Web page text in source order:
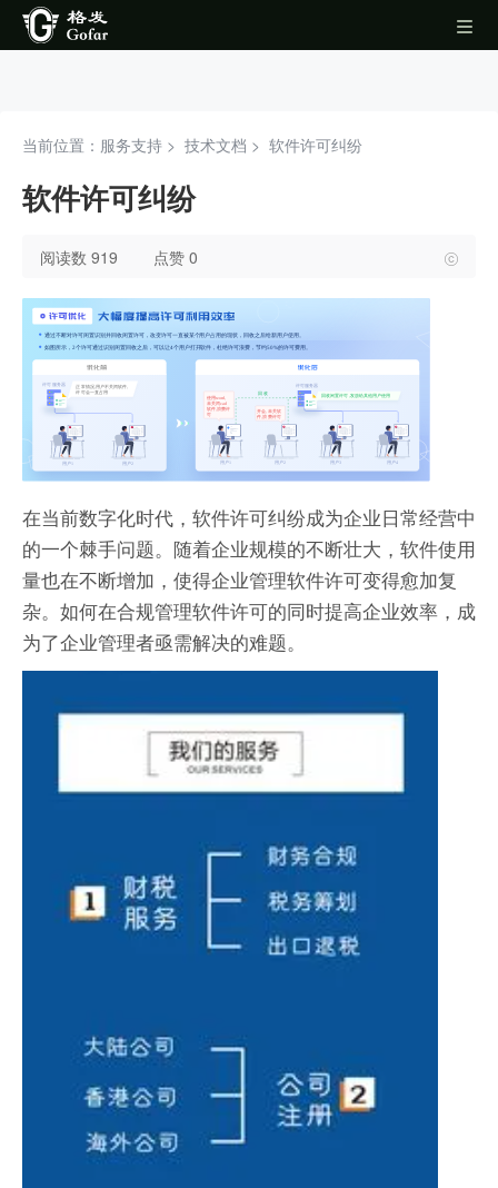
当前位置：服务支持 > 技术文档 > 软件许可纠纷
软件许可纠纷
阅读数 919 点赞 0
在当前数字化时代，软件许可纠纷成为企业日常经营中
的一个棘手问题。随着企业规模的不断壮大，软件使用
量也在不断增加，使得企业管理软件许可变得愈加复
杂。如何在合规管理软件许可的同时提高企业效率，成
为了企业管理者亟需解决的难题。